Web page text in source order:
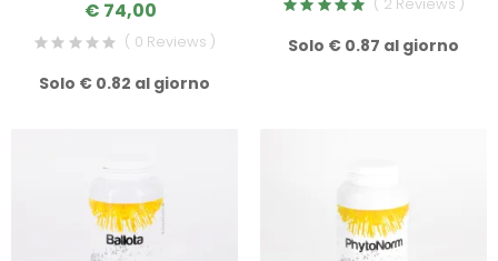
€ 74,00
( 0 Reviews )
Solo € 0.82 al giorno
Solo € 0.87 al giorno